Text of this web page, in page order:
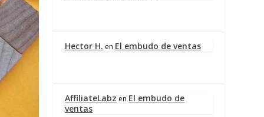
Hector H. en El embudo de ventas
AffiliateLabz en El embudo de
ventas